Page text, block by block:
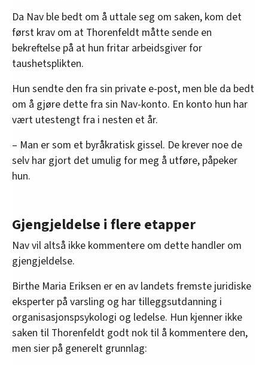
Da Nav ble bedt om å uttale seg om saken, kom det
først krav om at Thorenfeldt måtte sende en
bekreftelse på at hun fritar arbeidsgiver for
taushetsplikten.
Hun sendte den fra sin private e-post, men ble da bedt
om å gjøre dette fra sin Nav-konto. En konto hun har
vært utestengt fra i nesten et år.
– Man er som et byråkratisk gissel. De krever noe de
selv har gjort det umulig for meg å utføre, påpeker
hun.
Gjengjeldelse i flere etapper
Nav vil altså ikke kommentere om dette handler om
gjengjeldelse.
Birthe Maria Eriksen er en av landets fremste juridiske
eksperter på varsling og har tilleggsutdanning i
organisasjonspsykologi og ledelse. Hun kjenner ikke
saken til Thorenfeldt godt nok til å kommentere den,
men sier på generelt grunnlag: